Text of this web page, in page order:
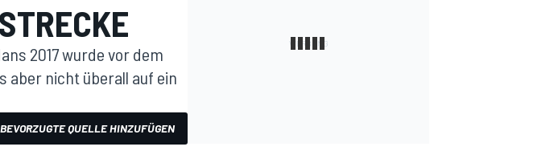
2017 wurde vor dem
aber nicht überall auf ein
QUELLE HINZUFÜGEN